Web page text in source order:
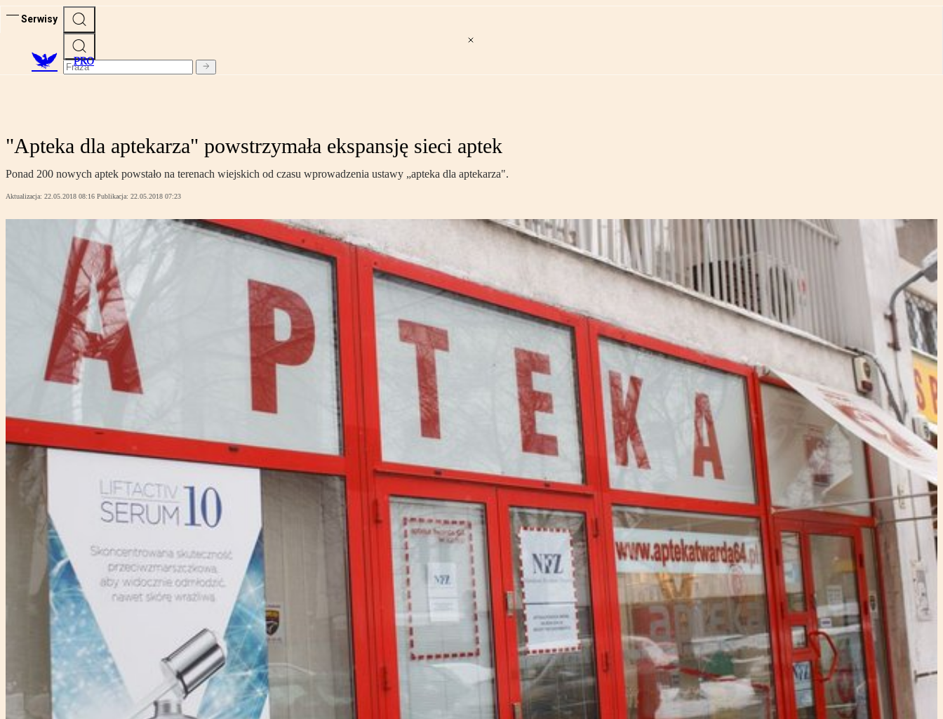
Serwisy
PRO
"Apteka dla aptekarza" powstrzymała ekspansję sieci aptek
Ponad 200 nowych aptek powstało na terenach wiejskich od czasu wprowadzenia ustawy „apteka dla aptekarza".
Aktualizacja: 22.05.2018 08:16 Publikacja: 22.05.2018 07:23